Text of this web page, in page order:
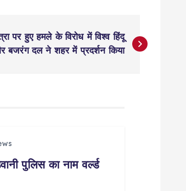
पर हुए हमले के विरोध में विश्व हिंदू
बजरंग दल ने शहर में प्रदर्शन किया
पुलिस का नाम वर्ल्ड